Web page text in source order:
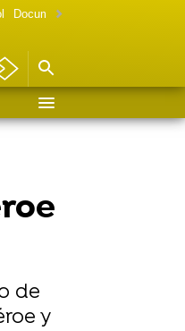
Documental Las chicas Gilmore
de
y